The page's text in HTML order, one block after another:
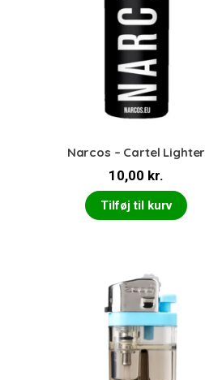
Narcos – Cartel Lighter
10,00 kr.
Tilføj til kurv